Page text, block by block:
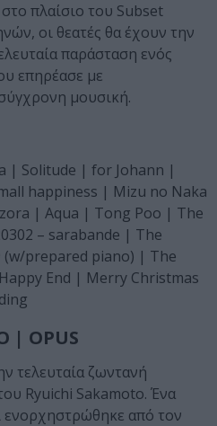
πλαίσιο του Subset
οι θεατές θα έχουν την
παράσταση ενός
επηρέασε με
μουσική.
| Solitude | for Johann |
happiness | Mizu no Naka
| Aqua | Tong Poo | The
– sarabande | The
(w/prepared piano) | The
End | Merry Christmas
| OPUS
τελευταία ζωντανή
Ryuichi Sakamoto. Ένα
από τον